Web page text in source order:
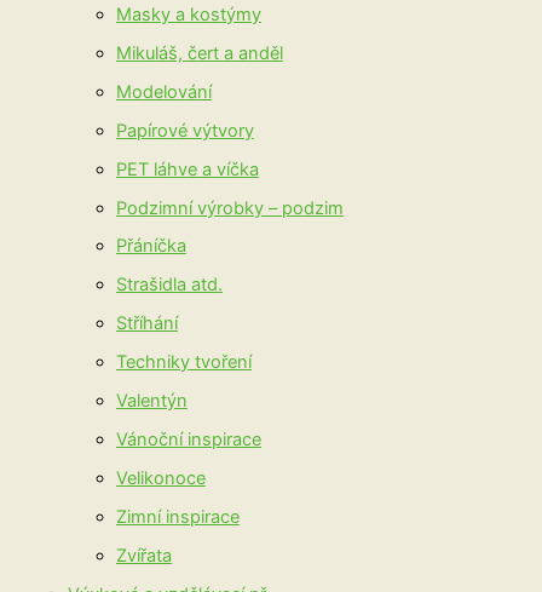
Masky a kostýmy
Mikuláš, čert a anděl
Modelování
Papírové výtvory
PET láhve a víčka
Podzimní výrobky – podzim
Přáníčka
Strašidla atd.
Stříhání
Techniky tvoření
Valentýn
Vánoční inspirace
Velikonoce
Zimní inspirace
Zvířata